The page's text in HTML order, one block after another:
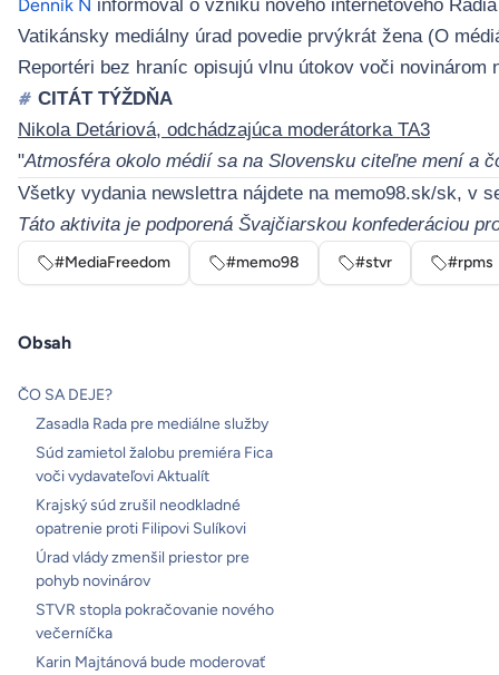
Denník N informoval o vzniku nového internetového
Vatikánsky mediálny úrad povedie prvýkrát žena (O
Reportéri bez hraníc opisujú vlnu útokov voči novinárom
# CITÁT TÝŽDŇA
Nikola Detáriová, odchádzajúca moderátorka TA3
"Atmosféra okolo médií sa na Slovensku citeľne mení a
Všetky vydania newslettra nájdete na memo98.sk/sk, v
Táto aktivita je podporená Švajčiarskou konfederáciou
#MediaFreedom #memo98 #stvr #rpms
Obsah
ČO SA DEJE?
Zasadla Rada pre mediálne služby
Súd zamietol žalobu premiéra Fica
voči vydavateľovi Aktualít
Krajský súd zrušil neodkladné
opatrenie proti Filipovi Sulíkovi
Úrad vlády zmenšil priestor pre
pohyb novinárov
STVR stopla pokračovanie nového
večerníčka
Karin Majtánová bude moderovať